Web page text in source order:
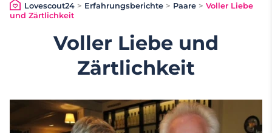
Lovescout24> Erfahrungsberichte > Paare > Voller Liebe
und Zärtlichkeit
Voller Liebe und
Zärtlichkeit